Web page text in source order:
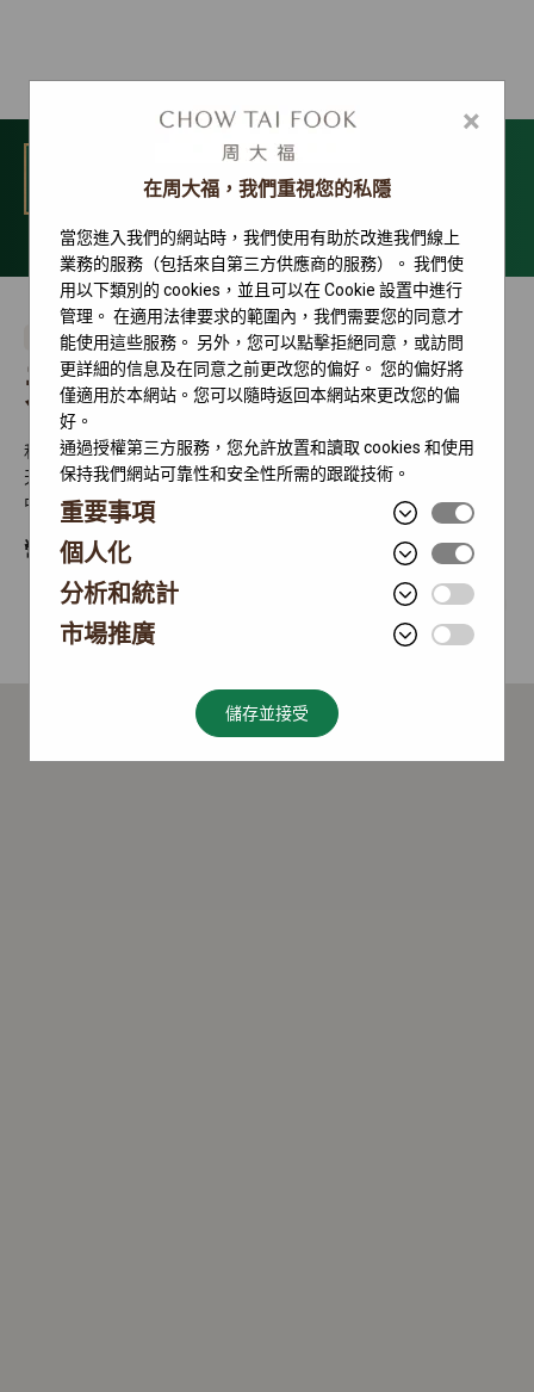
選單
聯絡我們
勞力士特約零售商
天津海信廣場鐘錶專營店
和平區解放北路188號天津海信廣場
天津
中國內地
營業時間
022-23198180 發送留言
×
在周大福，我們重視您的私隱
當您進入我們的網站時，我們使用有助於改進我們線上
業務的服務（包括來自第三方供應商的服務）。 我們使
用以下類別的 cookies，並且可以在 Cookie 設置中進行
管理。 在適用法律要求的範圍內，我們需要您的同意才
能使用這些服務。 另外，您可以點擊拒絕同意，或訪問
更詳細的信息及在同意之前更改您的偏好。 您的偏好將
僅適用於本網站。您可以隨時返回本網站來更改您的偏
好。
通過授權第三方服務，您允許放置和讀取 cookies 和使用
保持我們網站可靠性和安全性所需的跟蹤技術。
重要事項
個人化
分析和統計
市場推廣
儲存並接受